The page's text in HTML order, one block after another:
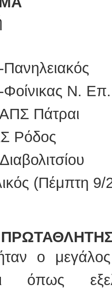
Φοίνικας Ν. Επ.
Πάτραι
Ρόδος
(Πέμπτη 9/
ο μεγάλος
όπως